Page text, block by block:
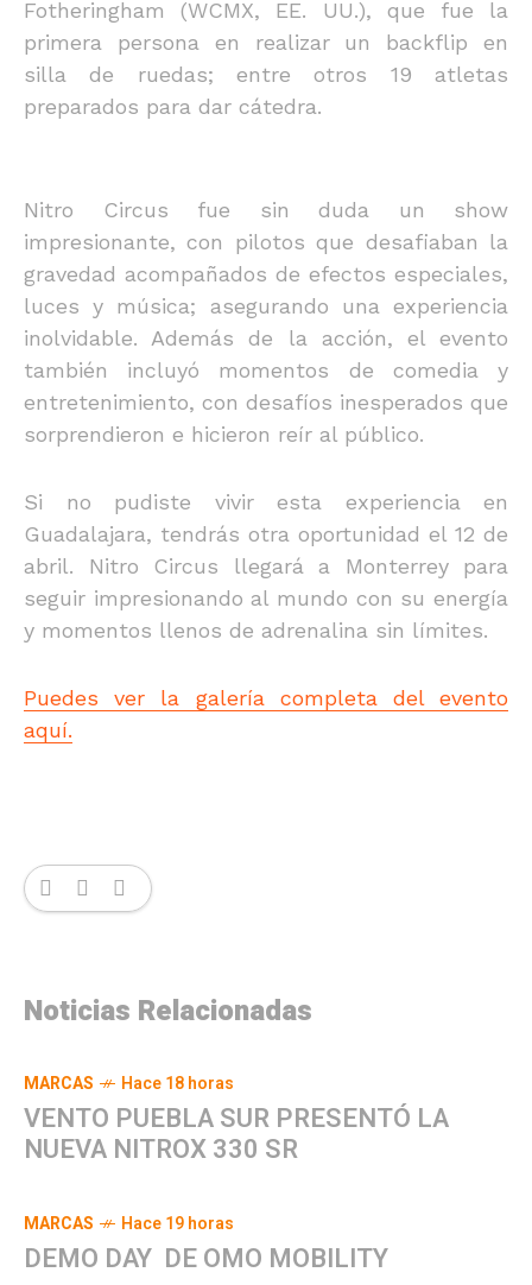
Fotheringham (WCMX, EE. UU.), que fue la
primera persona en realizar un backflip en
silla de ruedas; entre otros 19 atletas
preparados para dar cátedra.
Nitro Circus fue sin duda un show
impresionante, con pilotos que desafiaban la
gravedad acompañados de efectos especiales,
luces y música; asegurando una experiencia
inolvidable. Además de la acción, el evento
también incluyó momentos de comedia y
entretenimiento, con desafíos inesperados que
sorprendieron e hicieron reír al público.
Si no pudiste vivir esta experiencia en
Guadalajara, tendrás otra oportunidad el 12 de
abril. Nitro Circus llegará a Monterrey para
seguir impresionando al mundo con su energía
y momentos llenos de adrenalina sin límites.
Puedes ver la galería completa del evento
aquí.
Noticias Relacionadas
MARCAS Hace 18 horas
VENTO PUEBLA SUR PRESENTÓ LA
NUEVA NITROX 330 SR
MARCAS Hace 19 horas
DEMO DAY DE OMO MOBILITY